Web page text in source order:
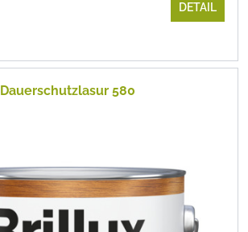
DETAIL
Dauerschutzlasur 580